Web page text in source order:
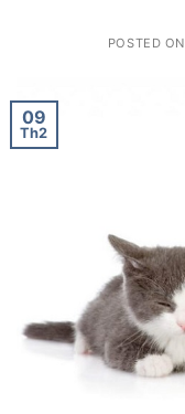
POSTED ON
09
Th2